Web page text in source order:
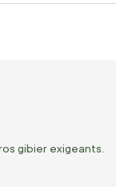
gibier exigeants.